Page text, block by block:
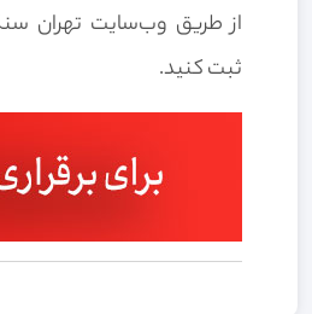
از طریق وب‌سایت تهران
ثبت کنید.